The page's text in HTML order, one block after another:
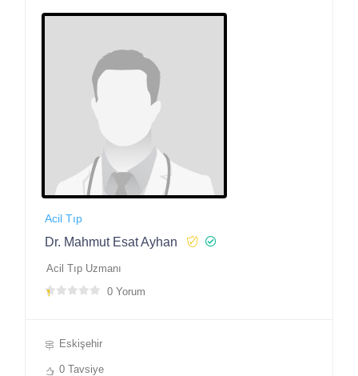
Acil Tıp
Dr. Mahmut Esat Ayhan
Acil Tıp Uzmanı
0 Yorum
Eskişehir
0 Tavsiye